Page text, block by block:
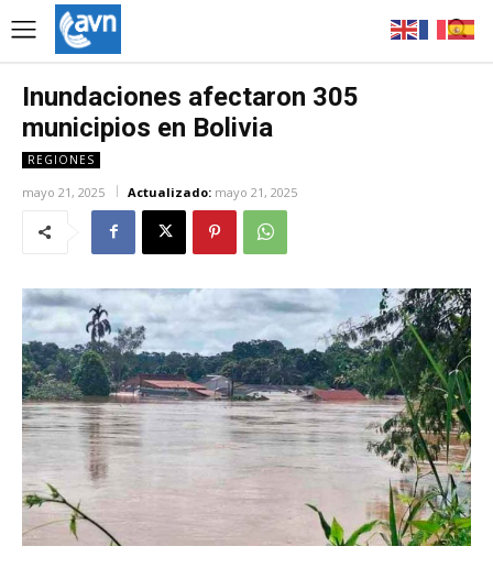
Inundaciones afectaron 305
municipios en Bolivia
REGIONES
mayo 21, 2025 Actualizado: mayo 21, 2025